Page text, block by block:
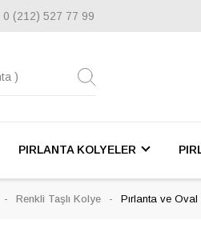
0 (212) 527 77 99
PIRLANTA KOLYELER
Renkli Taşlı Kolye Pırlanta ve Oval